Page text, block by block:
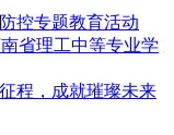
控专题教育活动
省理工中等专业学
程，成就璀璨未来